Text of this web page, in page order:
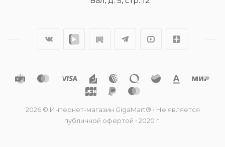
2026 © Интернет-магазин GigaMart® • Не является
публичной офертой • 2020 г.